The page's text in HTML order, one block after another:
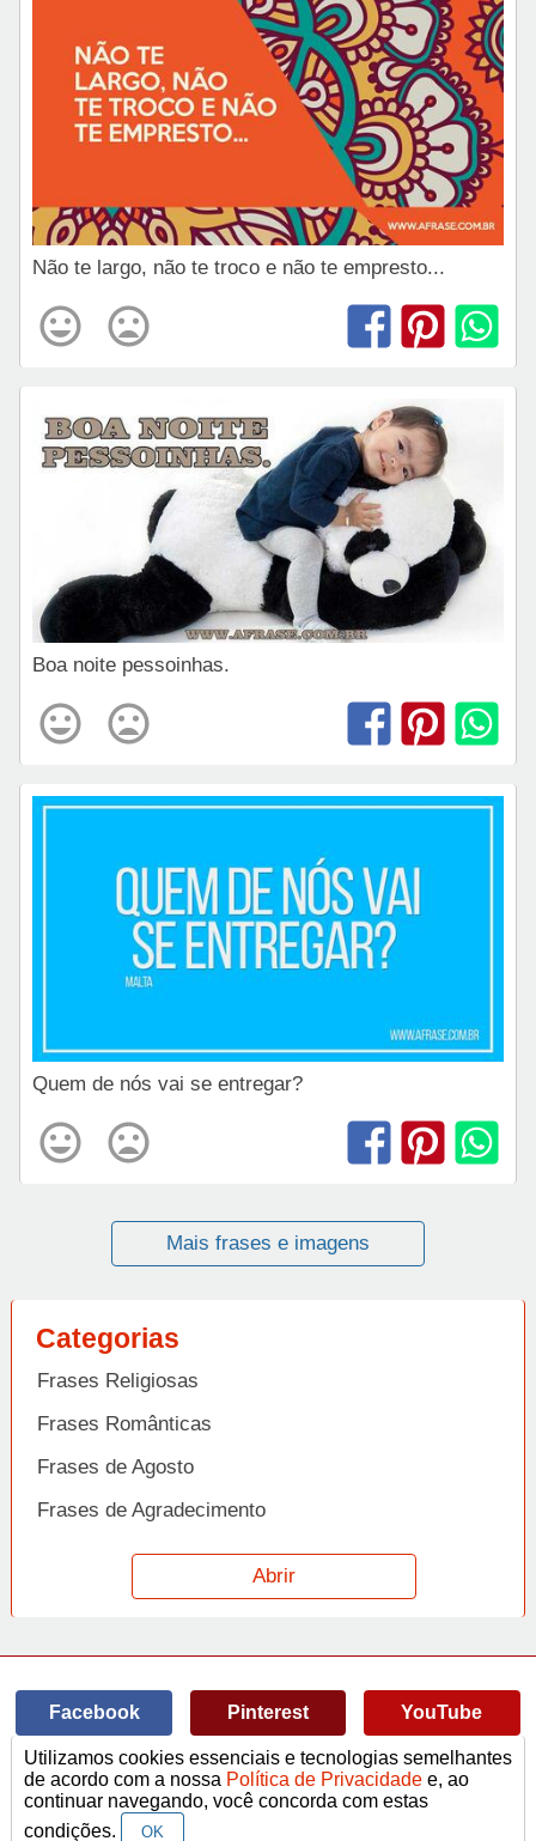
Não te largo, não te troco e não te empresto...
Boa noite pessoinhas.
Quem de nós vai se entregar?
Mais frases e imagens
Categorias
Frases Religiosas
Frases Românticas
Frases de Agosto
Frases de Agradecimento
Frases de Amizade
Frases de Amor
Frases de Arrependimento
Frases de Atitude
Frases de Azar
Abrir
Facebook Pinterest YouTube
© Copyright 2014-2022A Frase.
Termos de Uso / Privacidade
Frases
Vídeos
contato@afrase.com.br
Utilizamos cookies essenciais e tecnologias semelhantes
de acordo com a nossa Política de Privacidade e, ao
continuar navegando, você concorda com estas
condições.
OK